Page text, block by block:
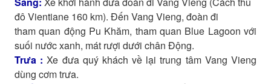
đô Vientiane 160 km). Đến Vang Vieng, đoàn đi
tham quan động Pu Khăm, tham quan Blue Lagoon với
suối nước xanh, mát rượi dưới chân Động.
Trưa : Xe đưa quý khách về lại trung tâm Vang Vieng
dùng cơm trưa.